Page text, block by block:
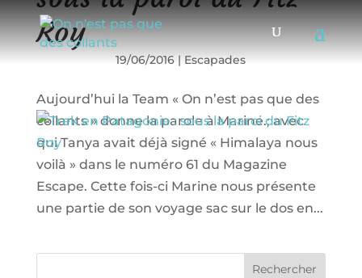
Roy
19/06/2016|Escapades
Aujourd’hui la Team « On n’est pas que des
collants » donne la parole à Marine.; avec
qui Tanya avait déjà signé « Himalaya nous
voilà » dans le numéro 61 du Magazine
Escape. Cette fois-ci Marine nous présente
une partie de son voyage sac sur le dos en...